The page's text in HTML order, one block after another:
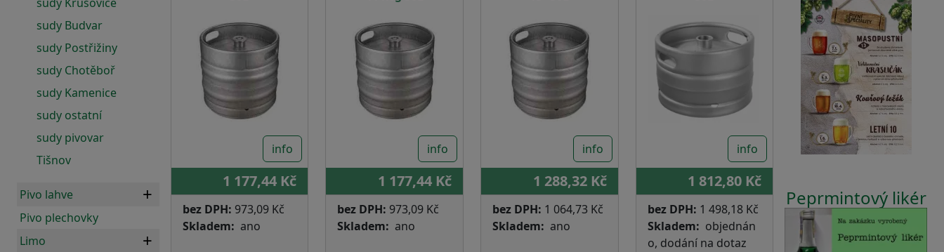
sudy Budvar
sudy Postřižiny
sudy Chotěboř
sudy Kamenice
sudy ostatní
sudy pivovar
Tišnov
Pivo lahve
Pivo plechovky
Limo
info
1 177,44 Kč
bez DPH: 973,09 Kč
Skladem
ano
info
1 177,44 Kč
bez DPH: 973,09 Kč
Skladem
ano
info
1 288,32 Kč
bez DPH: 1 064,73 Kč
Skladem
ano
info
1 812,80 Kč
bez DPH: 1 498,18 Kč
Skladem
objednán
o, dodání na dotaz
Peprmintový likér